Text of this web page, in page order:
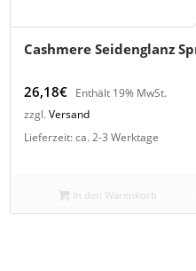
Cashmere Seidenglanz
26,18€ Enthält 19% MwSt.
zzgl.Versand
Lieferzeit: ca. 2-3 Werktage
In den Warenkorb